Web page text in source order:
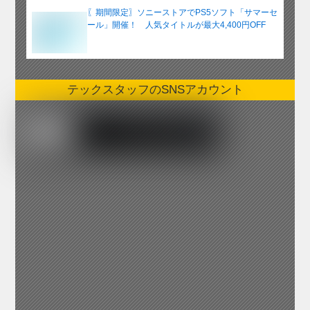
〖期間限定〗ソニーストアでPS5ソフト「サマーセ
ール」開催！ 人気タイトルが最大4,400円OFF
テックスタッフのSNSアカウント